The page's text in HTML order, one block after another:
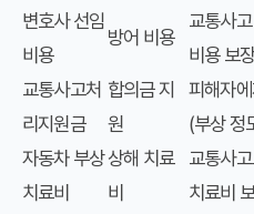
변호사 선임
비용
방어 비용
교통사
비용 보장
교통사고처
리지원금
합의금 지
원
피해자
(부상 정
자동차 부상
치료비
상해 치료
비
교통사
치료비